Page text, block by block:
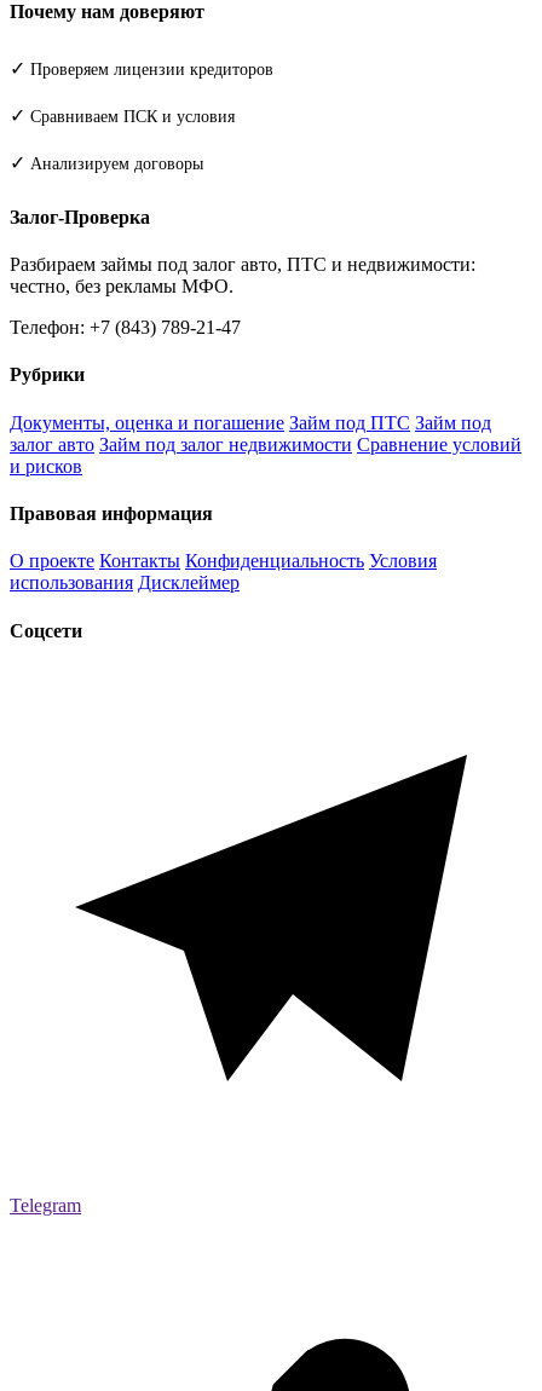
Почему нам доверяют
✓ Проверяем лицензии кредиторов
✓ Сравниваем ПСК и условия
✓ Анализируем договоры
Залог-Проверка
Разбираем займы под залог авто, ПТС и недвижимости:
честно, без рекламы МФО.
Телефон: +7 (843) 789-21-47
Рубрики
Документы, оценка и погашение Займ под ПТС Займ под
залог авто Займ под залог недвижимости Сравнение условий
и рисков
Правовая информация
О проекте Контакты Конфиденциальность Условия
использования Дисклеймер
Соцсети
Telegram